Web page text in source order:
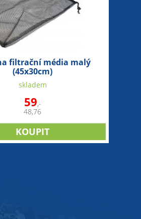
filtrační média malý
(45x30cm)
skladem
59,-
48,76